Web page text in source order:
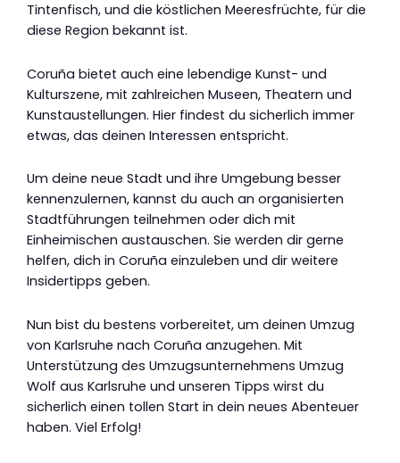
Tintenfisch, und die köstlichen Meeresfrüchte, für die
diese Region bekannt ist.
Coruña bietet auch eine lebendige Kunst- und
Kulturszene, mit zahlreichen Museen, Theatern und
Kunstaustellungen. Hier findest du sicherlich immer
etwas, das deinen Interessen entspricht.
Um deine neue Stadt und ihre Umgebung besser
kennenzulernen, kannst du auch an organisierten
Stadtführungen teilnehmen oder dich mit
Einheimischen austauschen. Sie werden dir gerne
helfen, dich in Coruña einzuleben und dir weitere
Insidertipps geben.
Nun bist du bestens vorbereitet, um deinen Umzug
von Karlsruhe nach Coruña anzugehen. Mit
Unterstützung des Umzugsunternehmens Umzug
Wolf aus Karlsruhe und unseren Tipps wirst du
sicherlich einen tollen Start in dein neues Abenteuer
haben. Viel Erfolg!